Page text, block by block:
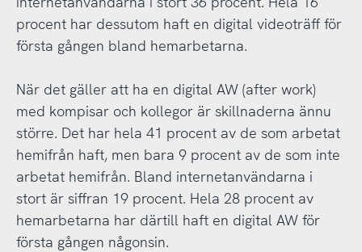
procent har dessutom haft en digital videoträff för
första gången bland hemarbetarna.
När det gäller att ha en digital AW (after work)
med kompisar och kollegor är skillnaderna ännu
större. Det har hela 41 procent av de som arbetat
hemifrån haft, men bara 9 procent av de som inte
arbetat hemifrån. Bland internetanvändarna i
stort är siffran 19 procent. Hela 28 procent av
hemarbetarna har därtill haft en digital AW för
första gången någonsin.